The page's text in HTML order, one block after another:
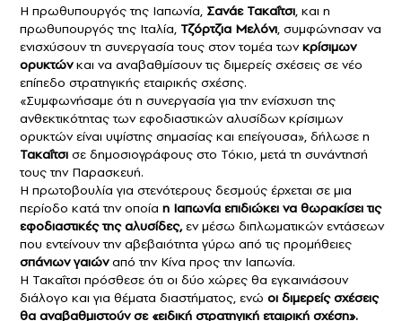
Η πρωθυπουργός της Ιαπωνία, Σανάε Τακαΐτσι, και η
πρωθυπουργός της Ιταλία, Τζόρτζια Μελόνι, συμφώνησαν να
ενισχύσουν τη συνεργασία τους στον τομέα τωνκρίσιμων
ορυκτώνκαι να αναβαθμίσουν τις διμερείς σχέσεις σε νέο
επίπεδο στρατηγικής εταιρικής σχέσης.
«Συμφωνήσαμε ότι η συνεργασία για την ενίσχυση της
ανθεκτικότητας των εφοδιαστικών αλυσίδων κρίσιμων
ορυκτών είναι υψίστης σημασίας και επείγουσα», δήλωσε η
Τακαΐτσι σε δημοσιογράφους στο Τόκιο, μετά τη συνάντησή
τους την Παρασκευή.
Η πρωτοβουλία για στενότερους δεσμούς έρχεται σε μια
περίοδο κατά την οποία η Ιαπωνία επιδιώκει να θωρακίσει τις
εφοδιαστικές της αλυσίδες,εν μέσω διπλωματικών εντάσεων
που εντείνουν την αβεβαιότητα γύρω από τις προμήθειες
σπάνιων γαιών από την Κίνα προς την Ιαπωνία.
Η Τακαΐτσι πρόσθεσε ότι οι δύο χώρες θα εγκαινιάσουν
διάλογο και για θέματα διαστήματος, ενώ οι διμερείς σχέσεις
θα αναβαθμιστούν σε «ειδική στρατηγική εταιρική σχέση».